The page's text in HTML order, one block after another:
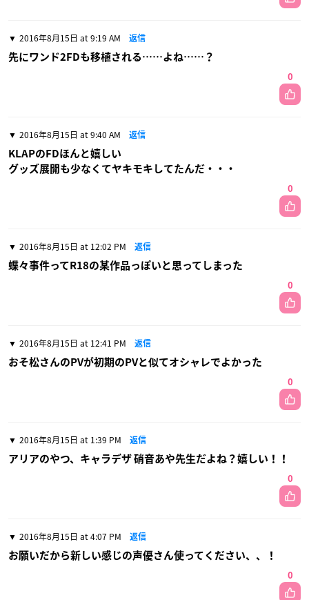
2016年8月15日 at 9:19 AM 返信
先にワンド2FDも移植される……よね……？
0
2016年8月15日 at 9:40 AM 返信
KLAPのFDほんと嬉しい
グッズ展開も少なくてヤキモキしてたんだ・・・
0
2016年8月15日 at 12:02 PM 返信
蝶々事件ってR18の某作品っぽいと思ってしまった
0
2016年8月15日 at 12:41 PM 返信
おそ松さんのPVが初期のPVと似てオシャレでよかった
0
2016年8月15日 at 1:39 PM 返信
アリアのやつ、キャラデザ 硝音あや先生だよね？嬉しい！！
0
2016年8月15日 at 4:07 PM 返信
お願いだから新しい感じの声優さん使ってください、、！
0